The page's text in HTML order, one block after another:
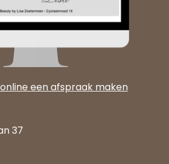
een afspraak maken
37